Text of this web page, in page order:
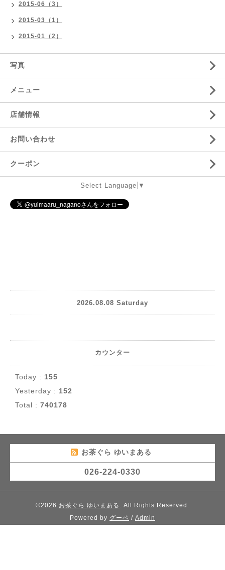
2015-06（3）
2015-03（1）
2015-01（2）
写真
メニュー
店舗情報
お問い合わせ
クーポン
Select Language ▼
2026.08.08 Saturday
カウンター
Today : 155
Yesterday : 152
Total : 740178
お茶ぐら ゆいまある
026-224-0330
©2026 お茶ぐら ゆいまある . All Rights Reserved.
Powered by グーペ / Admin